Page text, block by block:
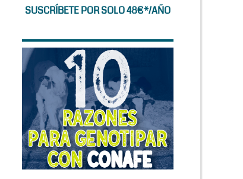
SUSCRÍBETE POR SOLO 48€*/AÑO